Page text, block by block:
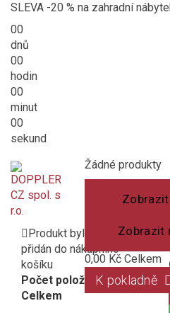
SLEVA -20 % na zahradní
00
dnů
00
hodin
00
minut
00
sekund
Košík
(prázdný)
Žádné produkty
Zobrazit
0,00 Kč Celkem
K pokladně
Produkt byl úspěšně
přidán do nákupního
košíku
Počet položek:
Celkem